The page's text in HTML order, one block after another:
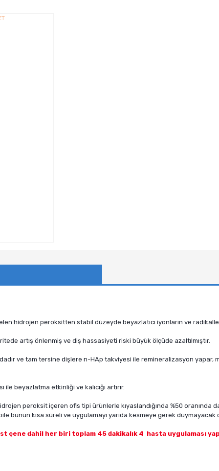
hidrojen peroksitten stabil düzeyde beyazlatıcı iyonların ve
artış önlenmiş ve diş hassasiyeti riski büyük ölçüde azaltılmıştır.
ve tam tersine dişlere n-HAp takviyesi ile remineralizasyon
beyazlatma etkinliği ve kalıcığı artırır.
peroksit içeren ofis tipi ürünlerle kıyaslandığında %50 oranında
bunun kısa süreli ve uygulamayı yarıda kesmeye gerek
çene dahil her biri toplam 45 dakikalık 4 hasta uygulaması